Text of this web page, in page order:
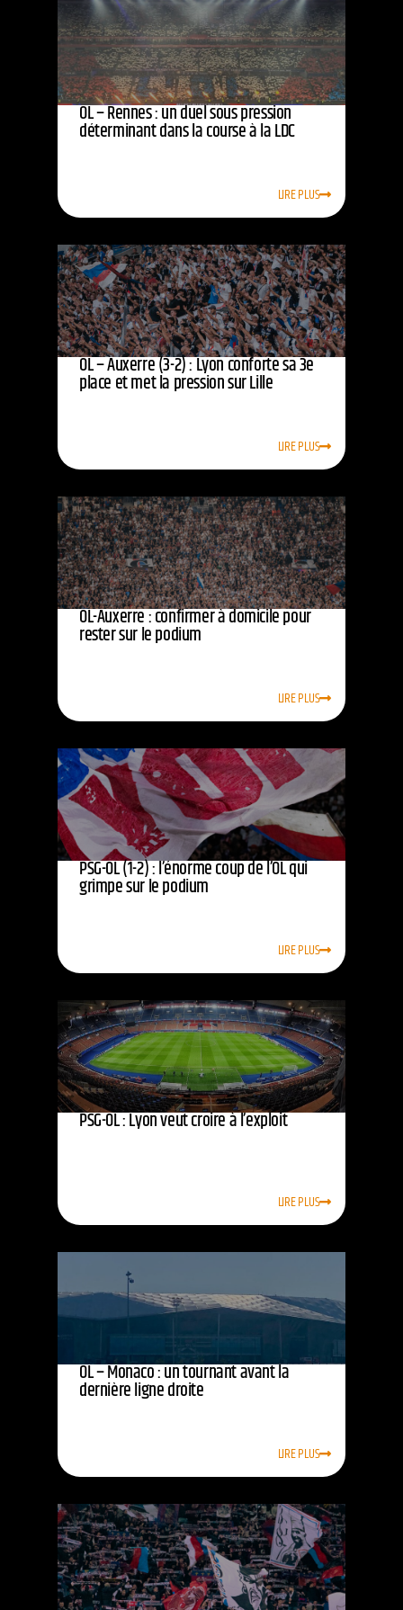
OL – Rennes : un duel sous pression
déterminant dans la course à la LDC
LIRE PLUS
OL – Auxerre (3-2) : Lyon conforte sa 3e
place et met la pression sur Lille
LIRE PLUS
OL-Auxerre : confirmer à domicile pour
rester sur le podium
LIRE PLUS
PSG-OL (1-2) : l’énorme coup de l’OL qui
grimpe sur le podium
LIRE PLUS
PSG-OL : Lyon veut croire à l’exploit
LIRE PLUS
OL – Monaco : un tournant avant la
dernière ligne droite
LIRE PLUS